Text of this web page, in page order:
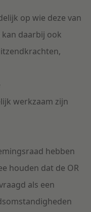
op wie deze van
daarbij ook
werkzaam zijn
hebben
houden dat de OR
als een